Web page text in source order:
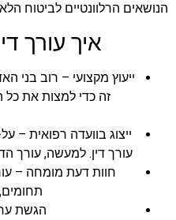
הנושאים הרלוונטיים לביטוח
איך עורך
ייעוץ מקצועי – רוב בני
זה כדי למצות את כל
ייצוג בוועדה רפואית –
עורך דין. למעשה, עורך
חוות דעת מומחה –
הגשת